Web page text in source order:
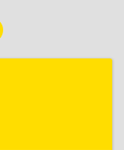
Ульянова ул,